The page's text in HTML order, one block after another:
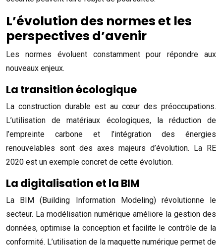
L’évolution des normes et les
perspectives d’avenir
Les normes évoluent constamment pour répondre aux
nouveaux enjeux.
La transition écologique
La construction durable est au cœur des préoccupations.
L’utilisation de matériaux écologiques, la réduction de
l’empreinte carbone et l’intégration des énergies
renouvelables sont des axes majeurs d’évolution. La RE
2020 est un exemple concret de cette évolution.
La digitalisation et la BIM
La BIM (Building Information Modeling) révolutionne le
secteur. La modélisation numérique améliore la gestion des
données, optimise la conception et facilite le contrôle de la
conformité. L’utilisation de la maquette numérique permet de